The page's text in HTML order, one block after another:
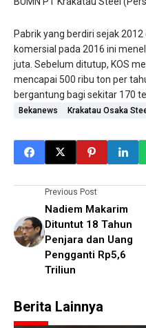
Pabrik yang berdiri sejak
komersial pada 2016 ini
juta. Sebelum ditutup, KOS
mencapai 500 ribu ton per
bergantung bagi sekitar 170
Bekanews Krakatau Osaka
Previous Post
Nadiem Makarim
Dituntut 18 Tahun
Penjara dan Uang
Pengganti Rp5,6
Triliun
Berita Lainnya